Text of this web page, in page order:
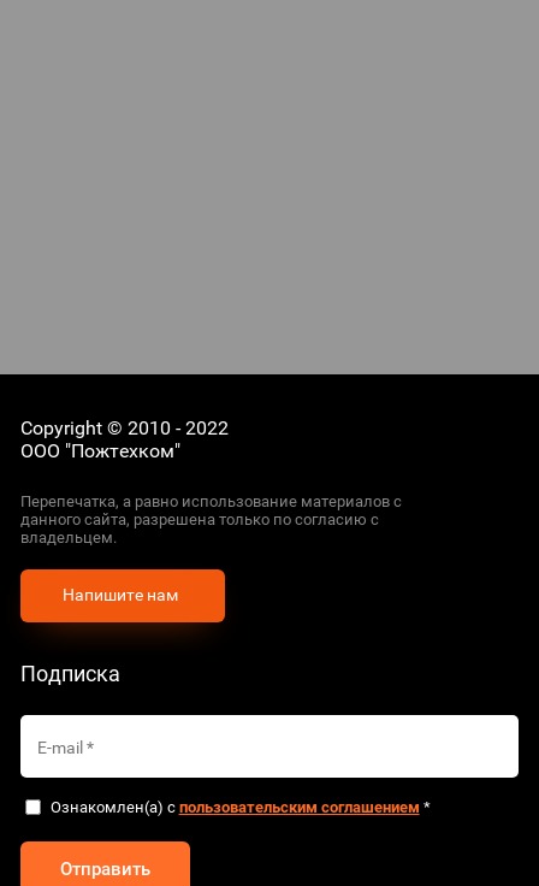
Copyright © 2010 - 2022
ООО "Пожтехком"
Перепечатка, а равно использование материалов с
данного сайта, разрешена только по согласию с
владельцем.
Напишите нам
Подписка
Ознакомлен(а) с пользовательским соглашением *
Отправить